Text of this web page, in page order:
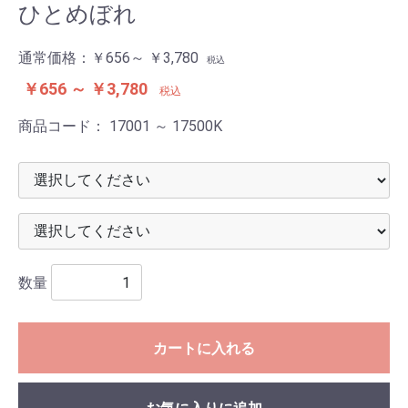
ひとめぼれ
通常価格： ￥656～ ￥3,780 税込
￥656 ～ ￥3,780 税込
商品コード： 17001 ～ 17500K
数量
カートに入れる